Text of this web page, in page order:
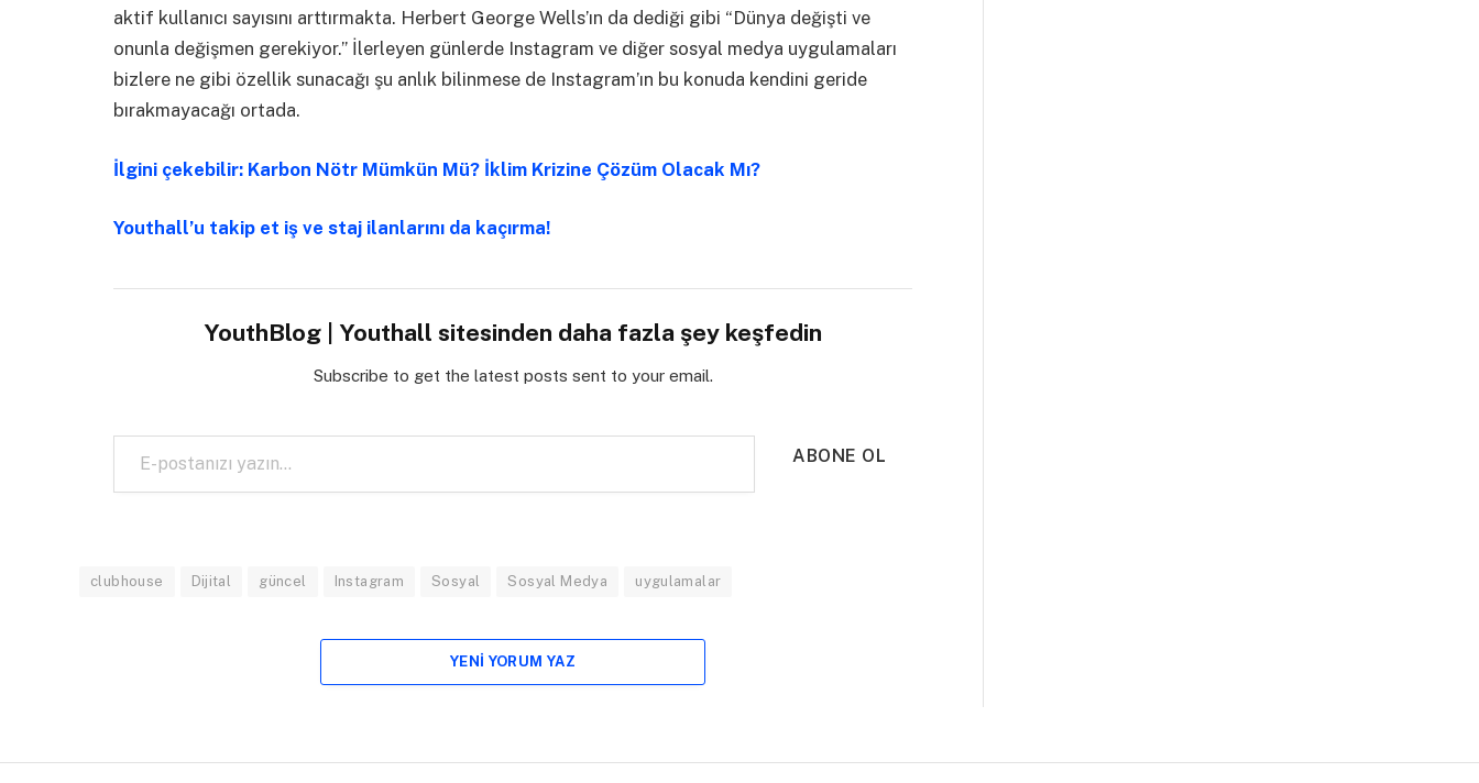
aktif kullanıcı sayısını arttırmakta. Herbert George Wells’ın da dediği gibi “Dünya değişti ve
onunla değişmen gerekiyor.” İlerleyen günlerde Instagram ve diğer sosyal medya uygulamaları
bizlere ne gibi özellik sunacağı şu anlık bilinmese de Instagram’ın bu konuda kendini geride
bırakmayacağı ortada.
İlgini çekebilir: Karbon Nötr Mümkün Mü? İklim Krizine Çözüm Olacak Mı?
Youthall’u takip et iş ve staj ilanlarını da kaçırma!
YouthBlog | Youthall sitesinden daha fazla şey keşfedin
Subscribe to get the latest posts sent to your email.
E-postanızı yazın…
ABONE OL
clubhouse Dijital güncel Instagram Sosyal Sosyal Medya uygulamalar
YENI YORUM YAZ